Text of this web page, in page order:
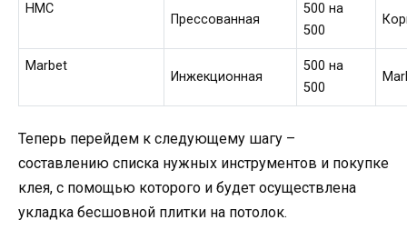
HMC
Прессованная
500 на
500
Marbet
Инжекционная
500 на
500
Теперь перейдем к следующему шагу –
составлению списка нужных инструментов и покупке
клея, с помощью которого и будет осуществлена
укладка бесшовной плитки на потолок.